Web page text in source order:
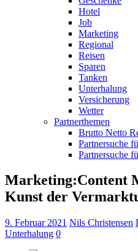
Hotel
Job
Marketing
Regional
Reisen
Sparen
Tanken
Unterhalung
Versicherung
Wetter
Partnerthemen
Brutto Netto
Partnersuche
Partnersuche
Marketing:Content
Kunst der
9. Februar 2021 Nils Christensen
Unterhalung 0